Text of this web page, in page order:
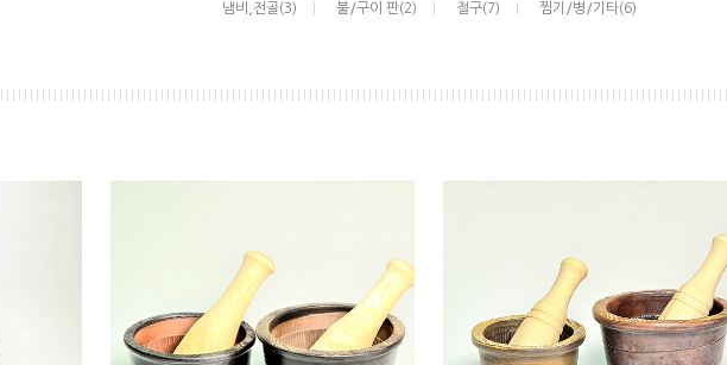
냄비,전골(3) 불/구이 판(2) 절구(7) 찜기/병/기타(6)